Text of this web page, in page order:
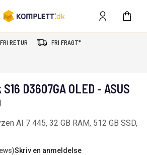
FRI RETUR FRI FRAGT*
D3607GA OLED - ASUS
AI 7 445, 32 GB RAM, 512 GB SSD,
Skriv en anmeldelse